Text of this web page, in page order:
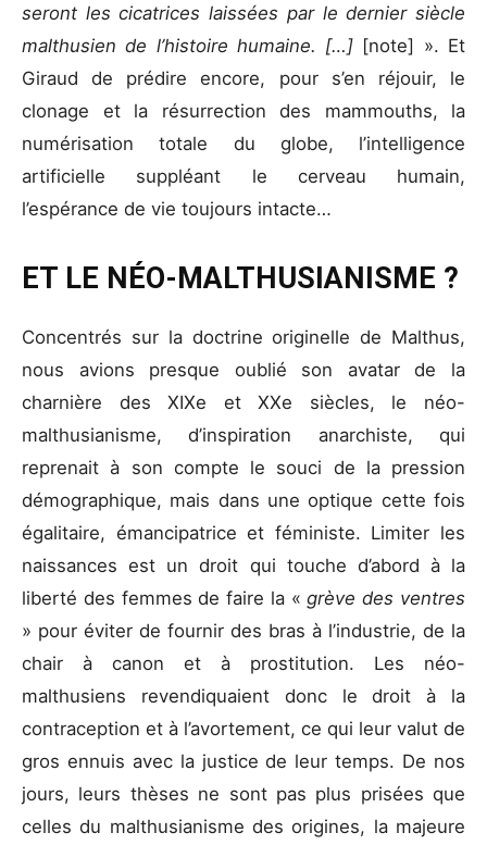
seront les cicatrices laissées par le dernier siècle
malthusien de l’histoire humaine. […] [note] ». Et
Giraud de prédire encore, pour s’en réjouir, le
clonage et la résurrection des mammouths, la
numérisation totale du globe, l’intelligence
artificielle suppléant le cerveau humain,
l’espérance de vie toujours intacte…
ET LE NÉO-MALTHUSIANISME ?
Concentrés sur la doctrine originelle de Malthus,
nous avions presque oublié son avatar de la
charnière des XIXe et XXe siècles, le néo-
malthusianisme, d’inspiration anarchiste, qui
reprenait à son compte le souci de la pression
démographique, mais dans une optique cette fois
égalitaire, émancipatrice et féministe. Limiter les
naissances est un droit qui touche d’abord à la
liberté des femmes de faire la «grève des ventres
» pour éviter de fournir des bras à l’industrie, de la
chair à canon et à prostitution. Les néo-
malthusiens revendiquaient donc le droit à la
contraception et à l’avortement, ce qui leur valut de
gros ennuis avec la justice de leur temps. De nos
jours, leurs thèses ne sont pas plus prisées que
celles du malthusianisme des origines, la majeure